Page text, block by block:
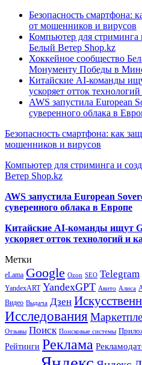
Безопасность смартфона:
от мошенников и вирусов
Компьютер для стриминга
Белый Ветер Shop.kz
Хоккейное сообщество
Монументу Победы в
Китайские AI-команды
ускоряет отток
AWS запустила European
суверенного облака в
Безопасность смартфона: как
мошенников и вирусов
Компьютер для стриминга и
Ветер Shop.kz
AWS запустила European
суверенного облака в Европе
Китайские AI-команды ищут
ускоряет отток технологий и
Метки
eLama Google Ozon SEO Telegram
YandexART YandexGPT Авито Алиса
Видео Выдача Дзен
Исследования
Отзывы Поиск Поисковые системы
Рейтинги Реклама